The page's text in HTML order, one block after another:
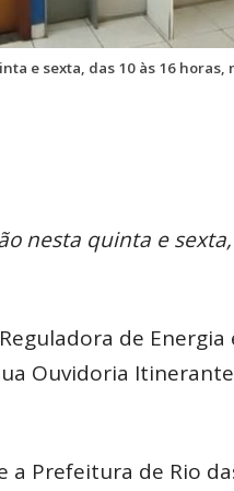
e sexta, das 10 às 16 horas,
nesta quinta e
de
Ouvidoria
Prefeitura de Rio